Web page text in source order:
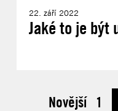
22. září 2022
Jaké to je být
Novější 1